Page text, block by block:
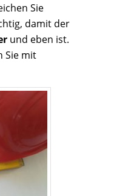
Sie
damit der
und eben ist.
Sie mit